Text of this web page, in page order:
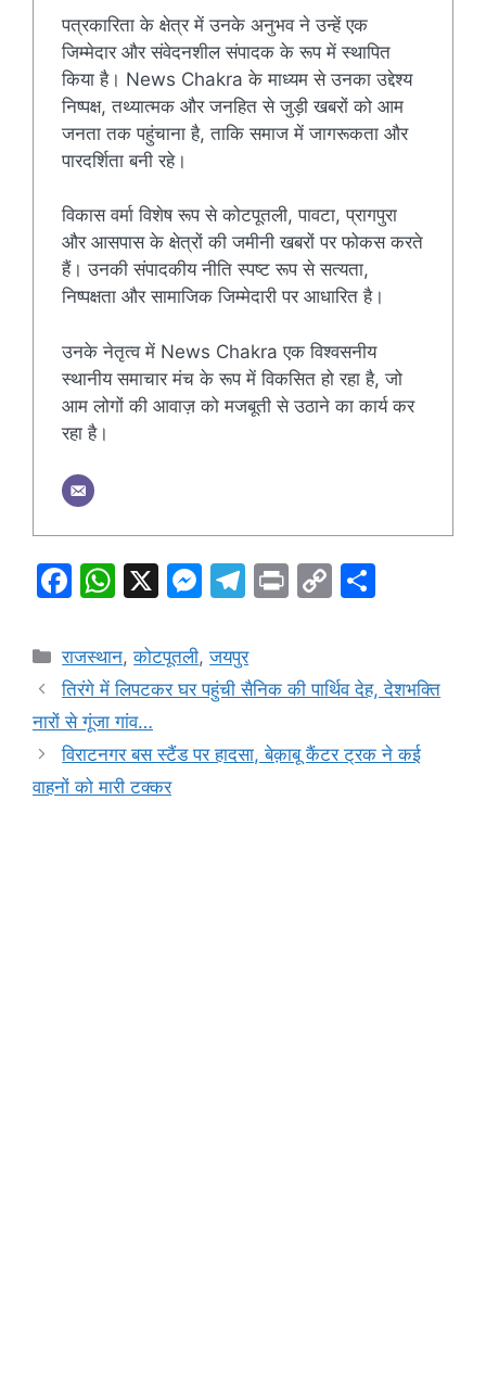
पत्रकारिता के क्षेत्र में उनके अनुभव ने उन्हें एक
जिम्मेदार और संवेदनशील संपादक के रूप में स्थापित
किया है। News Chakra के माध्यम से उनका उद्देश्य
निष्पक्ष, तथ्यात्मक और जनहित से जुड़ी खबरों को आम
जनता तक पहुंचाना है, ताकि समाज में जागरूकता और
पारदर्शिता बनी रहे।
विकास वर्मा विशेष रूप से कोटपूतली, पावटा, प्रागपुरा
और आसपास के क्षेत्रों की जमीनी खबरों पर फोकस करते
हैं। उनकी संपादकीय नीति स्पष्ट रूप से सत्यता,
निष्पक्षता और सामाजिक जिम्मेदारी पर आधारित है।
उनके नेतृत्व में News Chakra एक विश्वसनीय
स्थानीय समाचार मंच के रूप में विकसित हो रहा है, जो
आम लोगों की आवाज़ को मजबूती से उठाने का कार्य कर
रहा है।
F
c
e
b
o
o
W
at
s
A
p
p
X
M
s
s
n
T
e
gr
m
Pr C
y
n
e
Categories
राजस्थान,कोटपूतली,जयपुर
तिरंगे में लिपटकर घर पहुंची सैनिक की पार्थिव देह, देशभक्ति
नारों से गूंजा गांव…
विराटनगर बस स्टैंड पर हादसा, बेक़ाबू कैंटर ट्रक ने कई
वाहनों को मारी टक्कर